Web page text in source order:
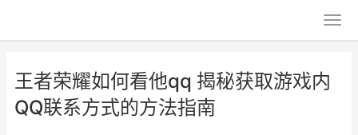
王者荣耀如何看他qq 揭秘获取游戏内
QQ联系方式的方法指南